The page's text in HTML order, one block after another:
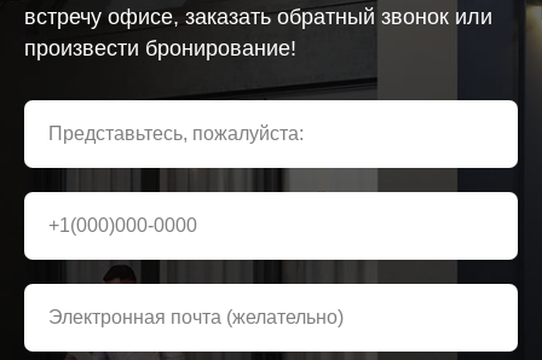
встречу офисе, заказать обратный звонок или
произвести бронирование!
Представьтесь, пожалуйста:
+1(000)000-0000
Электронная почта (желательно)